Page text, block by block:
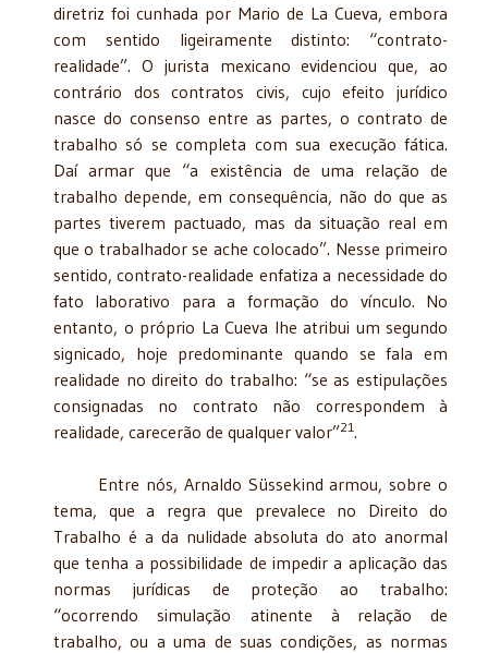
diretriz foi cunhada por Mario de La Cueva, embora
com sentido ligeiramente distinto: “contrato-
realidade”. O jurista mexicano evidenciou que, ao
contrário dos contratos civis, cujo efeito jurídico
nasce do consenso entre as partes, o contrato de
trabalho só se completa com sua execução fática.
Daí armar que “a existência de uma relação de
trabalho depende, em consequência, não do que as
partes tiverem pactuado, mas da situação real em
que o trabalhador se ache colocado”. Nesse primeiro
sentido, contrato-realidade enfatiza a necessidade do
fato laborativo para a formação do vínculo. No
entanto, o próprio La Cueva lhe atribui um segundo
signicado, hoje predominante quando se fala em
realidade no direito do trabalho: “se as estipulações
consignadas no contrato não correspondem à
realidade, carecerão de qualquer valor”21.
Entre nós, Arnaldo Süssekind armou, sobre o
tema, que a regra que prevalece no Direito do
Trabalho é a da nulidade absoluta do ato anormal
que tenha a possibilidade de impedir a aplicação das
normas jurídicas de proteção ao trabalho:
“ocorrendo simulação atinente à relação de
trabalho, ou a uma de suas condições, as normas